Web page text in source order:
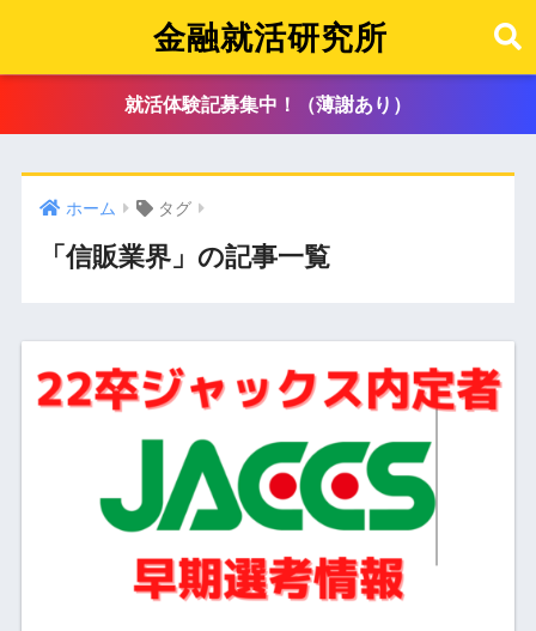
金融就活研究所
就活体験記募集中！（薄謝あり）
ホーム タグ
「信販業界」の記事一覧